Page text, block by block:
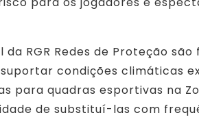
RGR Redes de Proteção são
condições climáticas
para quadras esportivas na
de substituí-las com